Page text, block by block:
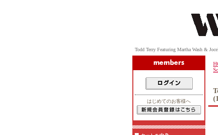
Todd Terry Featuring Martha Wash &
はじめてのお客様へ